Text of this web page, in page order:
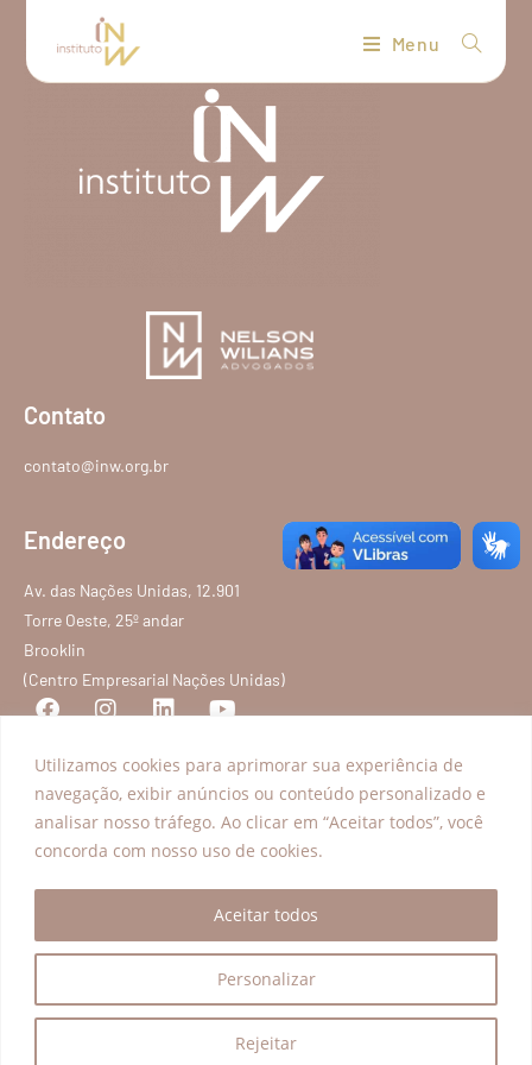
Utilizamos cookies para aprimorar sua experiência de
navegação, exibir anúncios ou conteúdo personalizado e
analisar nosso tráfego. Ao clicar em “Aceitar todos”, você
concorda com nosso uso de cookies.
Personalizar
Rejeitar
Aceitar todos
Menu
Contato
contato@inw.org.br
Endereço
Av. das Nações Unidas, 12.901
Torre Oeste, 25º andar
Brooklin
(Centro Empresarial Nações Unidas)
Programas
Inclusão Produtiva
Explorar
FAQ
Política de privacidade
Termos de Serviço
Todos os direitos reservados – Instituto Nelson Wilians